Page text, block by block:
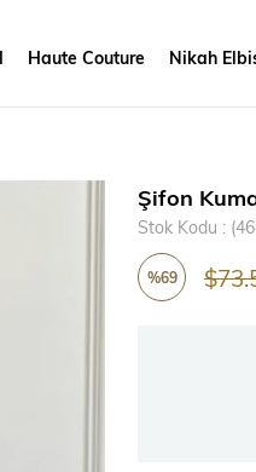
Haute Couture Nikah
Şifon
Stok Kodu
%69